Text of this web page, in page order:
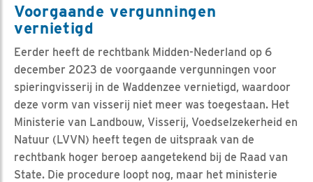
Voorgaande vergunningen
vernietigd
Eerder heeft de rechtbank Midden-Nederland op 6
december 2023 de voorgaande vergunningen voor
spieringvisserij in de Waddenzee vernietigd, waardoor
deze vorm van visserij niet meer was toegestaan. Het
Ministerie van Landbouw, Visserij, Voedselzekerheid en
Natuur (LVVN) heeft tegen de uitspraak van de
rechtbank hoger beroep aangetekend bij de Raad van
State. Die procedure loopt nog, maar het ministerie